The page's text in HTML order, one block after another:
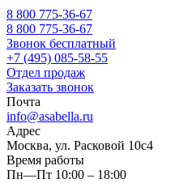
8 800 775-36-67
8 800 775-36-67
Звонок бесплатный
+7 (495) 085-58-55
Отдел продаж
Заказать звонок
Почта
info@asabella.ru
Адрес
Москва, ул. Расковой 10с4
Время работы
Пн—Пт 10:00 – 18:00